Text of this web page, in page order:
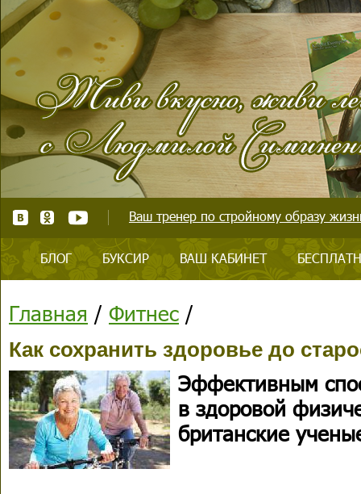
Ваш тренер по стройному образу
БЛОГ БУКСИР ВАШ КАБИНЕТ
Главная / Фитнес /
Как сохранить здоровье до
Эффективным
в здоровой
британские